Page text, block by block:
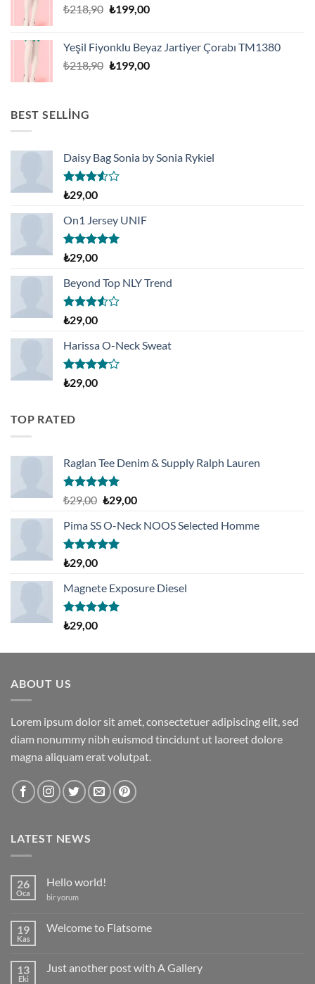
₺218,90 Orijinal
₺199,00Şu
₺199,00.
Yeşil Fiyonklu Beyaz Jartiyer Çorabı TM1380
₺218,90 Orijinal
₺199,00Şu
BEST SELLING
Daisy Bag Sonia by Sonia Rykiel
5
üzerinden
3.50oy
aldı
₺29,00
On1 Jersey UNIF
5 üzerinden
5.00oy
aldı
₺29,00
Beyond Top NLY Trend
5
üzerinden
3.50oy
aldı
₺29,00
Harissa O-Neck Sweat
5
üzerinden
aldı
₺29,00
TOP RATED
Raglan Tee Denim & Supply Ralph Lauren
5 üzerinden
oy
aldı
₺29,00 Orijinal
₺29,00.
₺29,00Şu
fiyat:
Pima SS O-Neck NOOS Selected Homme
5 üzerinden
5.00oy
aldı
₺29,00
Magnete Exposure Diesel
5 üzerinden
5.00oy
₺29,00
ABOUT US
Lorem ipsum dolor sit amet, consectetuer adipiscing elit, sed
diam nonummy nibh euismod tincidunt ut laoreet dolore
magna aliquam erat volutpat.
LATEST NEWS
26
Oca
Hello world!
Hello
bir yorum
19
Kas
Welcome to Flatsome
to
13
Eki
Just another post with A Gallery